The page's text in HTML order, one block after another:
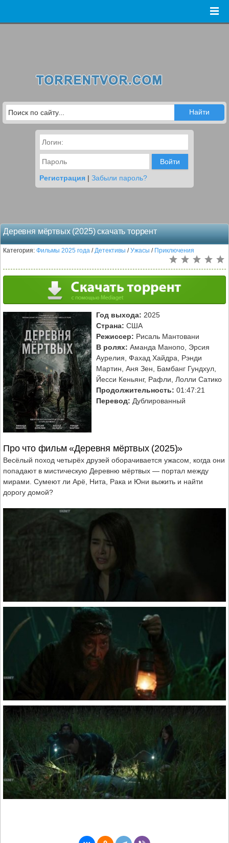
Войти
Регистрация | Забыли пароль?
Деревня мёртвых (2025) скачать торрент
Категория: Фильмы 2025 года /Детективы /Ужасы / Приключения
Год выхода: 2025
Страна: США
Режиссер: Рисаль Мантовани
В ролях: Аманда Манопо, Эрсия
Аурелия, Фахад Хайдра, Рэнди
Мартин, Аня Зен, Бамбанг Гундхул,
Йесси Кеньянг, Рафли, Лолли Сатико
Продолжительность: 01:47:21
Перевод: Дублированный
Про что фильм «Деревня мёртвых (2025)»
Весёлый поход четырёх друзей оборачивается ужасом, когда они
попадают в мистическую Деревню мёртвых — портал между
мирами. Сумеют ли Арё, Нита, Рака и Юни выжить и найти
дорогу домой?